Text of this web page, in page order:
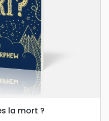
la mort ?